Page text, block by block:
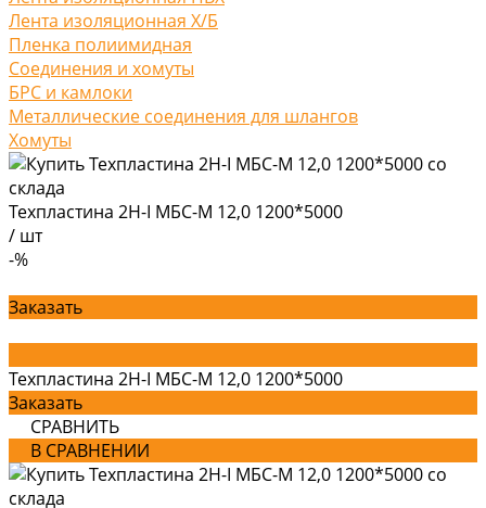
Лента изоляционная Х/Б
Пленка полиимидная
Соединения и хомуты
БРС и камлоки
Металлические соединения для шлангов
Хомуты
Техпластина 2Н-I МБС-М 12,0 1200*5000
/ шт
-%
Заказать
Техпластина 2Н-I МБС-М 12,0 1200*5000
Заказать
СРАВНИТЬ
В СРАВНЕНИИ